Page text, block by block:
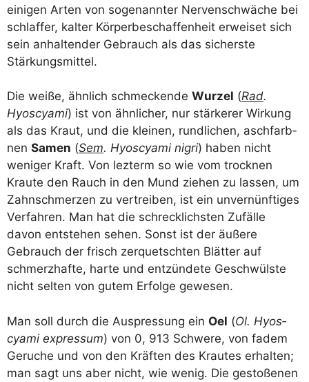
eini­gen Arten von soge­nann­ter Ner­ven­schwä­che bei
schlaf­fer, kal­ter Kör­per­be­schaf­fen­heit erwei­set sich
sein anhal­ten­der Gebrauch als das sichers­te
Stärkungsmittel.
Die wei­ße, ähn­lich schme­cken­de Wur­zel (Rad.
Hyos­cya­mi) ist von ähn­li­cher, nur stär­ke­rer Wir­kung
als das Kraut, und die klei­nen, rund­li­chen, asch­farb­
nen Samen (Sem. Hyos­cya­mi nigri) haben nicht
weni­ger Kraft. Von lez­term so wie vom trock­nen
Krau­te den Rauch in den Mund zie­hen zu las­sen, um
Zahn­schmer­zen zu ver­trei­ben, ist ein unver­nünf­ti­ges
Ver­fah­ren. Man hat die schreck­lichs­ten Zufäl­le
davon ent­ste­hen sehen. Sonst ist der äuße­re
Gebrauch der frisch zer­quetsch­ten Blät­ter auf
schmerz­haf­te, har­te und ent­zün­de­te Geschwüls­te
nicht sel­ten von gutem Erfol­ge gewesen.
Man soll durch die Aus­pres­sung ein Oel (Ol. Hyos­
cya­mi expres­sum) von 0, 913 Schwe­re, von fadem
Geru­che und von den Kräf­ten des Krau­tes erhal­ten;
man sagt uns aber nicht, wie wenig. Die gesto­ße­nen